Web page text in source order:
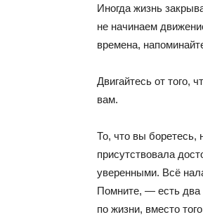
Иногда жизнь
не начинаем
времена,
Двигайтесь от того,
вам.
То, что вы боретесь,
присутствовала
уверенными. Всё
Помните, — есть два
по жизни, вместо